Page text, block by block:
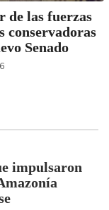
de las fuerzas
conservadoras
Senado
impulsaron